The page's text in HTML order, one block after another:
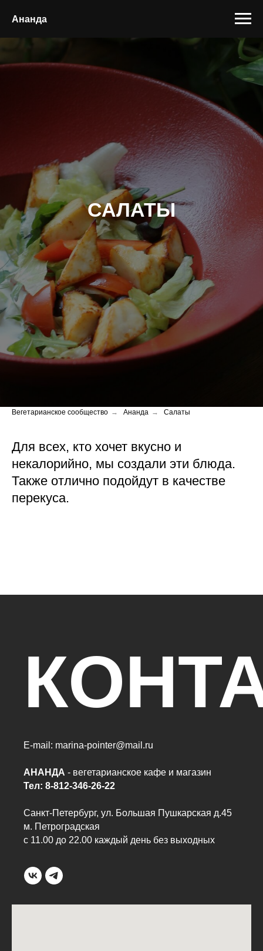
Ананда
САЛАТЫ
Вегетарианское сообщество → Ананда → Салаты
Для всех, кто хочет вкусно и
некалорийно, мы создали эти блюда.
Также отлично подойдут в качестве
перекуса.
E-mail: marina-pointer@mail.ru
АНАНДА - вегетарианское кафе и магазин
Тел: 8-812-346-26-22
Санкт-Петербург, ул. Большая Пушкарская д.45
м. Петроградская
с 11.00 до 22.00 каждый день без выходных